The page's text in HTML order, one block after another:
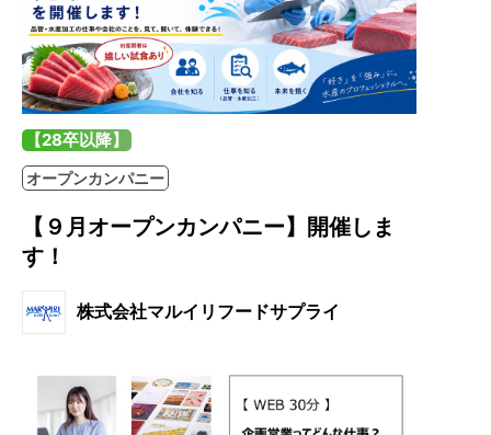
【28卒以降】
オープンカンパニー
【９月オープンカンパニー】開催しま
す！
株式会社マルイリフードサプライ